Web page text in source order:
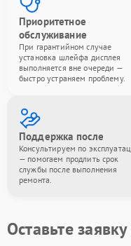
Приоритетное
обслуживание
При гарантийном случае
установка шлейфа дисплея
выполняется вне очереди —
быстро устраняем проблему.
Поддержка после
Консультируем по
— помогаем продлить срок
службы после выполнения
ремонта.
Оставьте